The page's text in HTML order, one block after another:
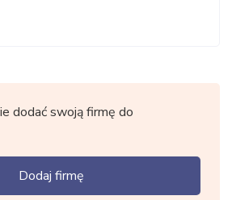
dodać swoją firmę do
Dodaj firmę